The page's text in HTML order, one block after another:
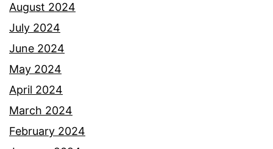
August 2024
July 2024
June 2024
May 2024
April 2024
March 2024
February 2024